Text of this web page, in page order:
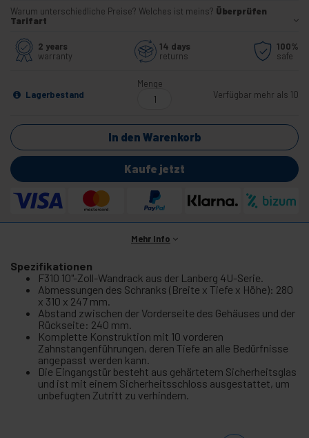
Warum unterschiedliche Preise? Welches ist meins? Überprüfen
Tarifart
2 years
warranty
14 days
returns
100%
safe
Lagerbestand
Menge
Verfügbar mehr als 10
In den Warenkorb
Kaufe jetzt
Mehr Info
Spezifikationen
F310 10"-Zoll-Wandrack aus der Lanberg 4U-Serie.
Abmessungen des Schranks (Breite x Tiefe x Höhe): 280
x 310 x 247 mm.
Abstand zwischen der Vorderseite des Gehäuses und der
Rückseite: 240 mm.
Komplette Konstruktion mit 10 vorderen
Zahnstangenführungen, deren Tiefe an alle Bedürfnisse
angepasst werden kann.
Die Eingangstür besteht aus gehärtetem Sicherheitsglas
und ist mit einem Sicherheitsschloss ausgestattet, um
unbefugten Zutritt zu verhindern.